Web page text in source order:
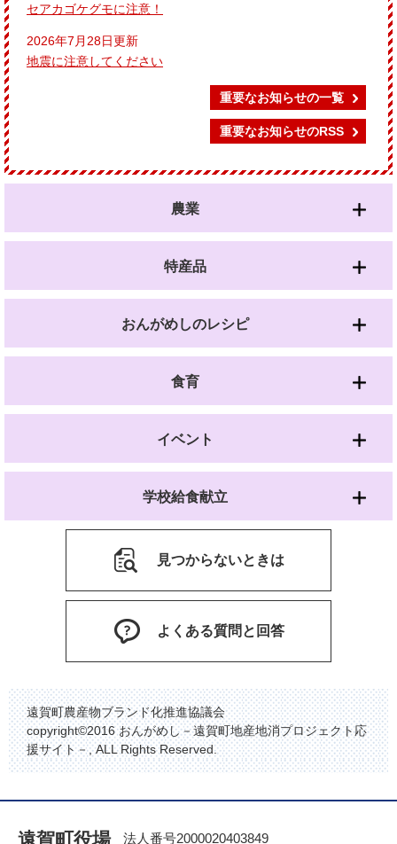
セアカゴケグモに注意！
2026年7月28日更新
地震に注意してください
重要なお知らせの一覧
重要なお知らせのRSS
農業
特産品
おんがめしのレシピ
食育
イベント
学校給食献立
見つからないときは
よくある質問と回答
遠賀町農産物ブランド化推進協議会
copyright©2016 おんがめし－遠賀町地産地消プロジェクト応
援サイト－, ALL Rights Reserved.
遠賀町役場 法人番号2000020403849